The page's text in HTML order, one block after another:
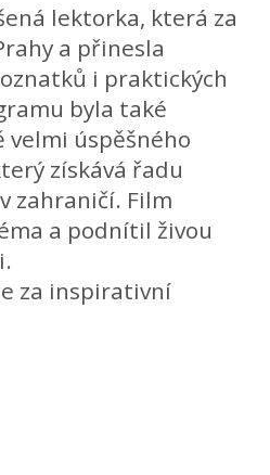
lektorka, která za
a přinesla
i praktických
byla také
velmi úspěšného
získává řadu
zahraničí. Film
a podnítil živou
za inspirativní